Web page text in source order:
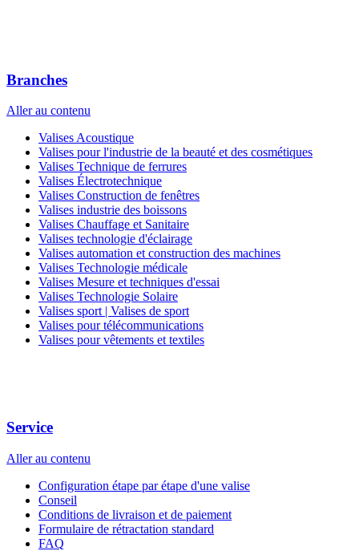
Branches
Aller au contenu
Valises Acoustique
Valises pour l'industrie de la beauté et des cosmétiques
Valises Technique de ferrures
Valises Électrotechnique
Valises Construction de fenêtres
Valises industrie des boissons
Valises Chauffage et Sanitaire
Valises technologie d'éclairage
Valises automation et construction des machines
Valises Technologie médicale
Valises Mesure et techniques d'essai
Valises Technologie Solaire
Valises sport | Valises de sport
Valises pour télécommunications
Valises pour vêtements et textiles
Service
Aller au contenu
Configuration étape par étape d'une valise
Conseil
Conditions de livraison et de paiement
Formulaire de rétractation standard
FAQ